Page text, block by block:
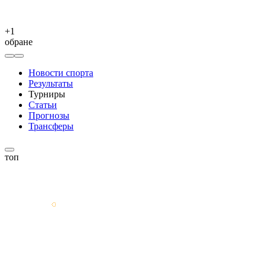
+1
обране
Новости спорта
Результаты
Турниры
Статьи
Прогнозы
Трансферы
топ